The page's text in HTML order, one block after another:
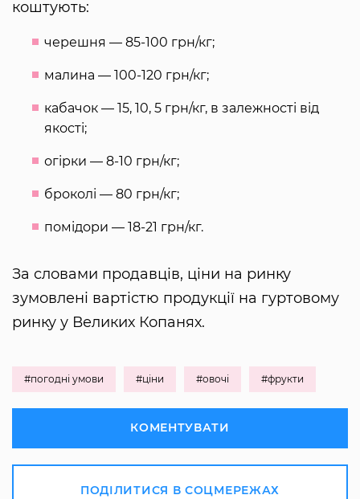
коштують:
черешня — 85-100 грн/кг;
малина — 100-120 грн/кг;
кабачок — 15, 10, 5 грн/кг, в залежності від
якості;
огірки — 8-10 грн/кг;
броколі — 80 грн/кг;
помідори — 18-21 грн/кг.
За словами продавців, ціни на ринку
зумовлені вартістю продукції на гуртовому
ринку у Великих Копанях.
#погодні умови #ціни #овочі #фрукти
КОМЕНТУВАТИ
ПОДІЛИТИСЯ В СОЦМЕРЕЖАХ